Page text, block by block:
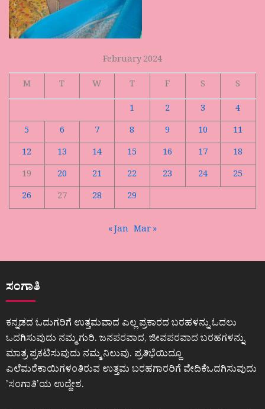
February 2024
M
T W T F S
S
1
2 3
4
5
6 7 8 9 10
11
12
13 14 15 16 17
18
19
20 21 22 23 24
25
26
27 28 29
« Jan Mar »
ಸಂಗಾತಿ
ಕನ್ನಡದ ಓದುಗರಿಗೆ ಉತ್ತಮವಾದ ಎಲ್ಲ ಪ್ರಕಾರದ ಬರಹಳನ್ನು ಓದಲು
ಒದಗಿಸುವುದು ನಮ್ಮ ಗುರಿ. ಜನಪರವಾದ, ಜೀವಪರವಾದ ಬರಹಗಳನ್ನು
ಮಾತ್ರ ಪ್ರಕಟಿಸುವುದು ನಮ್ಮ ನಿಲುವು. ಪ್ರತಿಭೆಯಿದ್ದೂ
ಎಲೆಮರೆಕಾಯಿಗಳಂತಿರುವ ಉತ್ತಮ ಬರಹಗಾರರಿಗೆ ವೇದಿಕೆಒದಗಿಸುವುದು
ʼಸಂಗಾತಿʼಯ ಉದ್ದೇಶ.